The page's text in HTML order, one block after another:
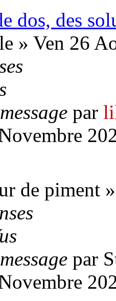
dos, des
» Ven 26
par
de piment
par